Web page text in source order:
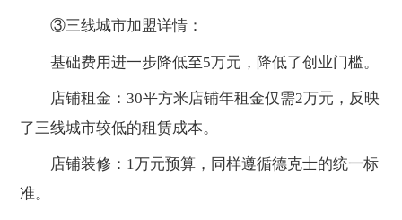
③三线城市加盟详情：
基础费用进一步降低至5万元，降低了创业门槛。
店铺租金：30平方米店铺年租金仅需2万元，反映
了三线城市较低的租赁成本。
店铺装修：1万元预算，同样遵循德克士的统一标
准。